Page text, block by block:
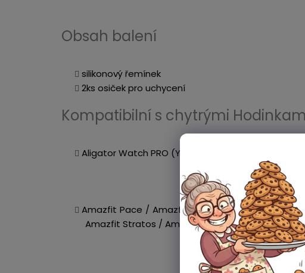
Obsah balení
silikonový řemínek
2ks osiček pro uchycení
Kompatibilní s chytrými
Aligator Watch PRO (Y80) / Aligator Watch PRO X
Amazfit Pace / Amazfit Bip 5 / Amazfit GTR
Amazfit Stratos / Amazfit Stratos 2 / Amazfit